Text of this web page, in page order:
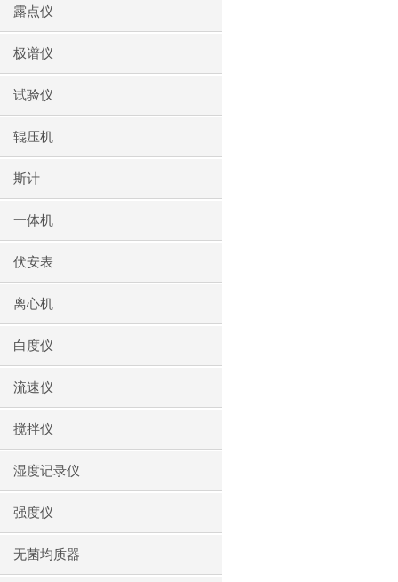
露点仪
极谱仪
试验仪
辊压机
斯计
一体机
伏安表
离心机
白度仪
流速仪
搅拌仪
湿度记录仪
强度仪
无菌均质器